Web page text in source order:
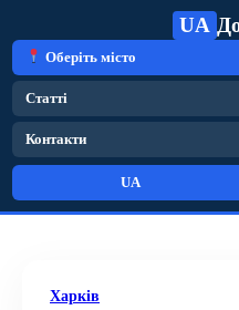
UA
Оберіть місто
Статті
Контакти
UA
Харків